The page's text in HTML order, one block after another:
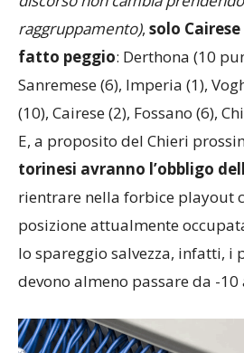
raggruppamento),solo Cairese
fatto peggio: Derthona (10
Sanremese (6), Imperia (1),
(10), Cairese (2), Fossano (6),
E, a proposito del Chieri
torinesi avranno l’obbligo
rientrare nella forbice playout
posizione attualmente
lo spareggio salvezza, infatti, i
devono almeno passare da -10